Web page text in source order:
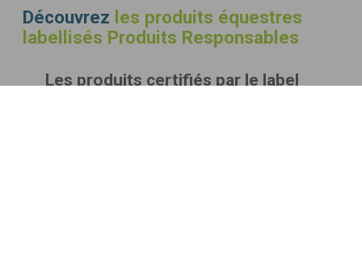
Découvrez les produits équestres
labellisés Produits Responsables
Les produits certifiés par le label